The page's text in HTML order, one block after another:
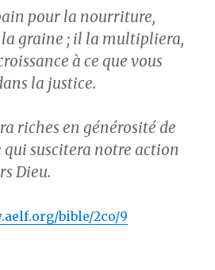
pour la nourriture,
graine ; il la multipliera,
à ce que vous
la justice.
riches en générosité de
qui suscitera notre action
Dieu.
bible/2co/9